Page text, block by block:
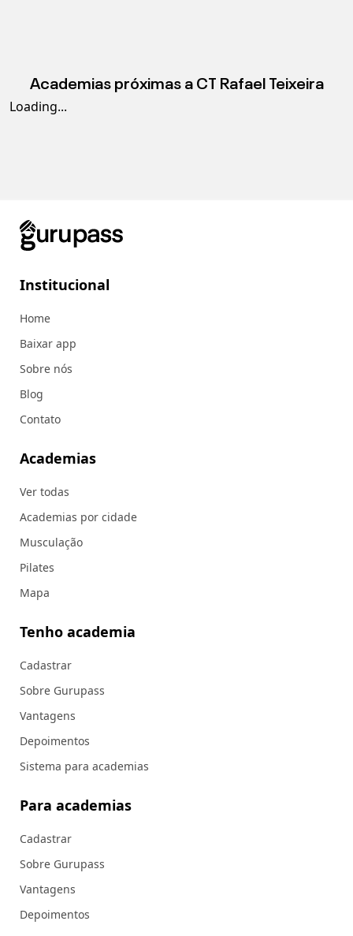
Academias próximas a CT Rafael Teixeira
Loading...
Institucional
Home
Baixar app
Sobre nós
Blog
Contato
Academias
Ver todas
Academias por cidade
Musculação
Pilates
Mapa
Tenho academia
Cadastrar
Sobre Gurupass
Vantagens
Depoimentos
Sistema para academias
Para academias
Cadastrar
Sobre Gurupass
Vantagens
Depoimentos